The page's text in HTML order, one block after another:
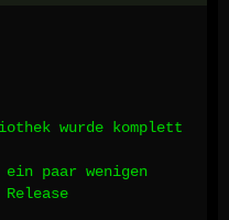
wurde komplett
paar wenigen